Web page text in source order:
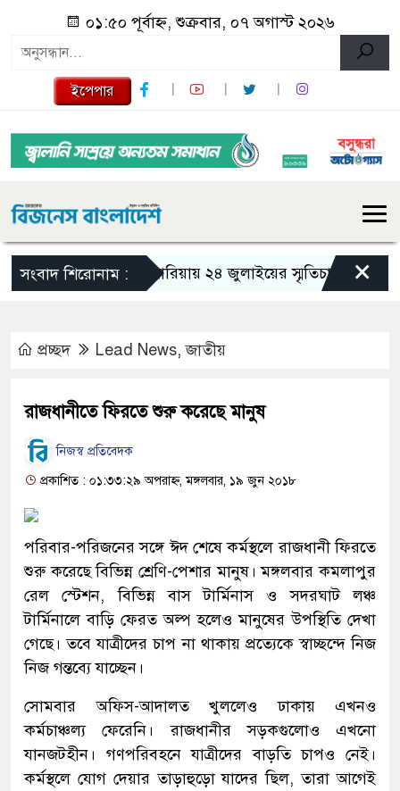
০১:৫০ পূর্বাহ্ন, শুক্রবার, ০৭ অগাস্ট ২০২৬
ইপেপার
সংবাদ শিরোনাম :গজারিয়ায় ২৪ জুলাইয়ের স্মৃতিচারণ: গুমের×
প্রচ্ছদ Lead News,জাতীয়
রাজধানীতে ফিরতে শুরু করেছে মানুষ
নিজস্ব প্রতিবেদক
প্রকাশিত : ০১:৩৩:২৯ অপরাহ্ন, মঙ্গলবার, ১৯ জুন ২০১৮
পরিবার-পরিজনের সঙ্গে ঈদ শেষে কর্মস্থলে রাজধানী ফিরতে
শুরু করেছে বিভিন্ন শ্রেণি-পেশার মানুষ। মঙ্গলবার কমলাপুর
রেল স্টেশন, বিভিন্ন বাস টার্মিনাস ও সদরঘাট লঞ্চ
টার্মিনালে বাড়ি ফেরত অল্প হলেও মানুষের উপস্থিতি দেখা
গেছে। তবে যাত্রীদের চাপ না থাকায় প্রত্যেকে স্বাচ্ছন্দে নিজ
নিজ গন্তব্যে যাচ্ছেন।
সোমবার অফিস-আদালত খুললেও ঢাকায় এখনও
কর্মচাঞ্চল্য ফেরেনি। রাজধানীর সড়কগুলোও এখনো
যানজটহীন। গণপরিবহনে যাত্রীদের বাড়তি চাপও নেই।
কর্মস্থলে যোগ দেয়ার তাড়াহুড়ো যাদের ছিল, তারা আগেই